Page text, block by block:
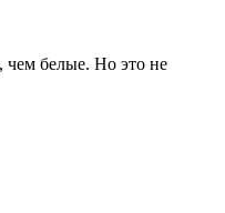
чем белые. Но это не